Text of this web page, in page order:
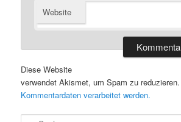
Website
Diese Website
verwendet Akismet, um Spam zu reduzieren.
Kommentardaten verarbeitet werden.